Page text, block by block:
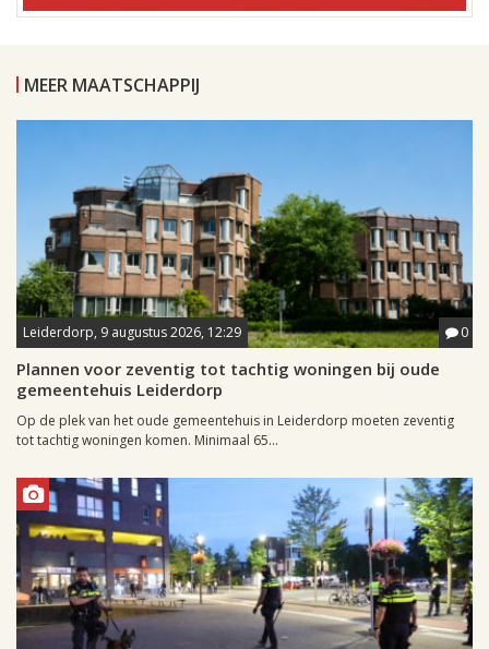
MEER MAATSCHAPPIJ
Leiderdorp, 9 augustus 2026, 12:29 0
Plannen voor zeventig tot tachtig woningen bij oude
gemeentehuis Leiderdorp
Op de plek van het oude gemeentehuis in Leiderdorp moeten zeventig
tot tachtig woningen komen. Minimaal 65...